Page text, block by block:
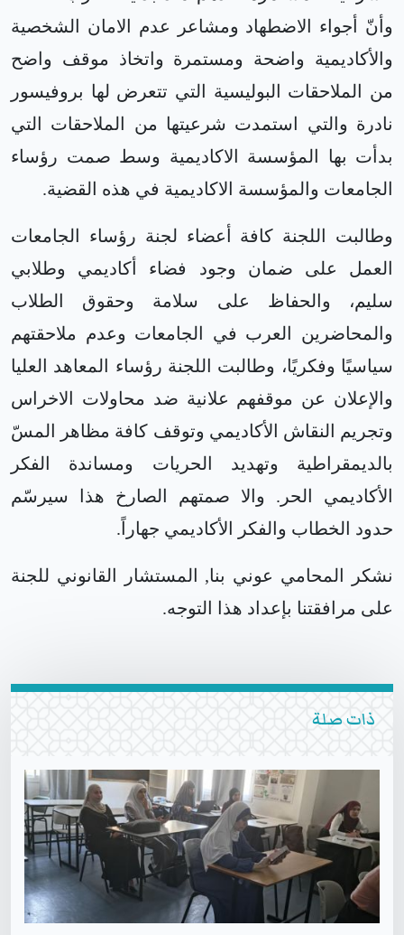
وأنّ أجواء الاضطهاد ومشاعر عدم الامان الشخصية
والأكاديمية واضحة ومستمرة واتخاذ موقف واضح
من الملاحقات البوليسية التي تتعرض لها بروفيسور
نادرة والتي استمدت شرعيتها من الملاحقات التي
بدأت بها المؤسسة الاكاديمية وسط صمت رؤساء
الجامعات والمؤسسة الاكاديمية في هذه القضية.
وطالبت اللجنة كافة أعضاء لجنة رؤساء الجامعات
العمل على ضمان وجود فضاء أكاديمي وطلابي
سليم، والحفاظ على سلامة وحقوق الطلاب
والمحاضرين العرب في الجامعات وعدم ملاحقتهم
سياسيًا وفكريًا، وطالبت اللجنة رؤساء المعاهد العليا
والإعلان عن موقفهم علانية ضد محاولات الاخراس
وتجريم النقاش الأكاديمي وتوقف كافة مظاهر المسّ
بالديمقراطية وتهديد الحريات ومساندة الفكر
الأكاديمي الحر. والا صمتهم الصارخ هذا سيرسّم
حدود الخطاب والفكر الأكاديمي جهاراً.
نشكر المحامي عوني بنا, المستشار القانوني للجنة
على مرافقتنا بإعداد هذا التوجه.
ذات صلة